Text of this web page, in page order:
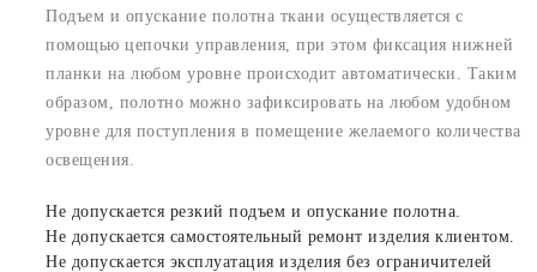
Подъем и опускание полотна ткани осуществляется с
помощью цепочки управления, при этом фиксация нижней
планки на любом уровне происходит автоматически. Таким
образом, полотно можно зафиксировать на любом удобном
уровне для поступления в помещение желаемого количества
освещения.
Не допускается резкий подъем и опускание полотна.
Не допускается самостоятельный ремонт изделия клиентом.
Не допускается эксплуатация изделия без ограничителей